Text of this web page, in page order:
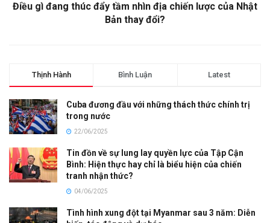
Điều gì đang thúc đẩy tầm nhìn địa chiến lược của Nhật
Bản thay đổi?
Thịnh Hành Bình Luận Latest
Cuba đương đầu với những thách thức chính trị
trong nước
22/06/2025
Tin đồn về sự lung lay quyền lực của Tập Cận
Bình: Hiện thực hay chỉ là biểu hiện của chiến
tranh nhận thức?
04/06/2025
Tình hình xung đột tại Myanmar sau 3 năm: Diễn